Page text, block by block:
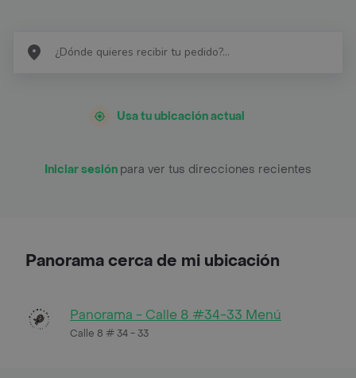
Usa tu ubicación actual
Iniciar sesión para ver tus direcciones recientes
Panorama cerca de mi ubicación
Panorama - Calle 8 #34-33 Menú
Calle 8 # 34 - 33